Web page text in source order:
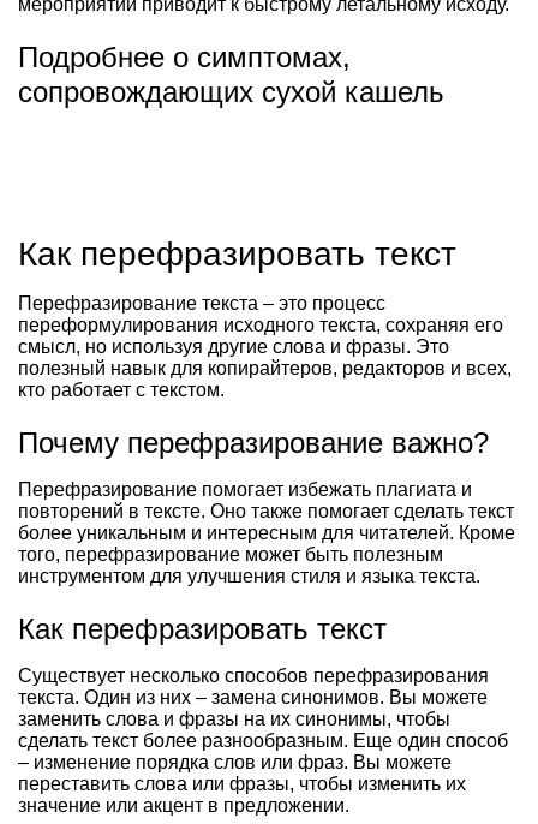
мероприятий приводит к быстрому летальному исходу.
Подробнее о симптомах,
сопровождающих сухой кашель
Как перефразировать текст
Перефразирование текста – это процесс
переформулирования исходного текста, сохраняя его
смысл, но используя другие слова и фразы. Это
полезный навык для копирайтеров, редакторов и всех,
кто работает с текстом.
Почему перефразирование важно?
Перефразирование помогает избежать плагиата и
повторений в тексте. Оно также помогает сделать текст
более уникальным и интересным для читателей. Кроме
того, перефразирование может быть полезным
инструментом для улучшения стиля и языка текста.
Как перефразировать текст
Существует несколько способов перефразирования
текста. Один из них – замена синонимов. Вы можете
заменить слова и фразы на их синонимы, чтобы
сделать текст более разнообразным. Еще один способ
– изменение порядка слов или фраз. Вы можете
переставить слова или фразы, чтобы изменить их
значение или акцент в предложении.